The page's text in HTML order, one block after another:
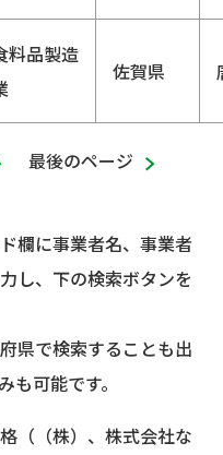
料品製造
佐賀県
最後のページ
欄に事業者名、事業者
し、下の検索ボタンを
県で検索することも出
可能です。
（（株）、株式会社な